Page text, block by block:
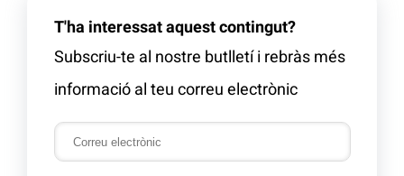
T'ha interessat aquest contingut?
Subscriu-te al nostre butlletí i rebràs més
informació al teu correu electrònic